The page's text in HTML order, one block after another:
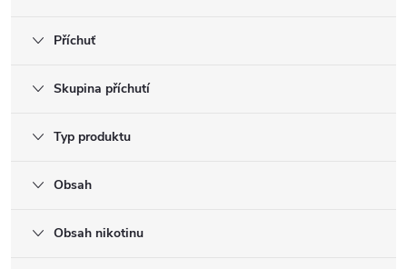
Příchuť
Skupina příchutí
Typ produktu
Obsah
Obsah nikotinu